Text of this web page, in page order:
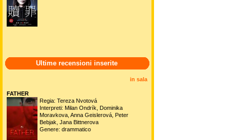
Ultime recensioni inserite
in sala
FATHER
Regia: Tereza Nvotová
Interpreti: Milan Ondrík, Dominika
Moravkova, Anna Geislerová, Peter
Bebjak, Jana Bittnerova
Genere: drammatico